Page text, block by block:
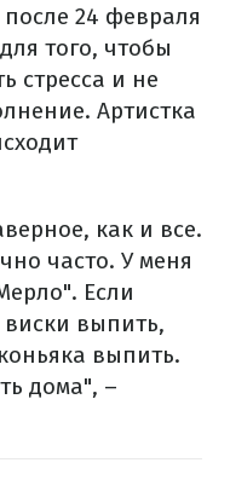
24 февраля
того, чтобы
стресса и не
Артистка
как и все.
часто. У меня
Если
выпить,
выпить.
дома", –